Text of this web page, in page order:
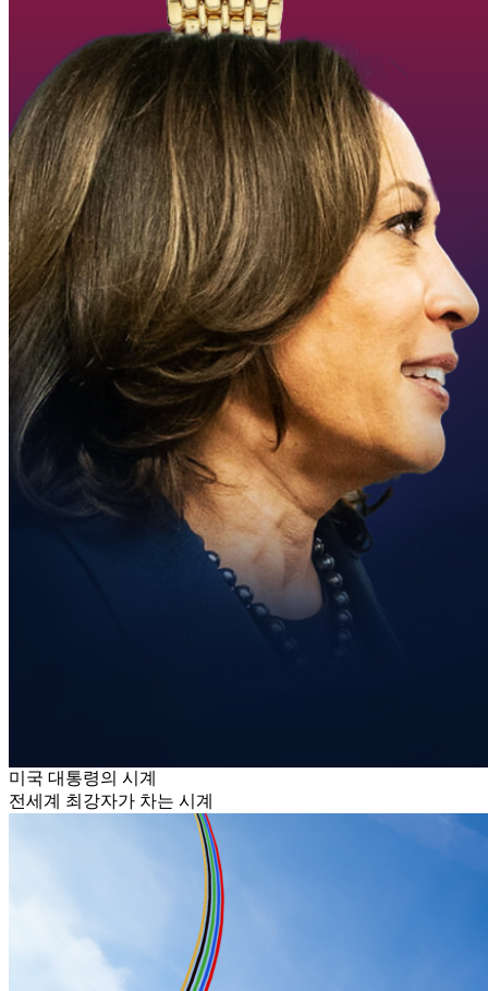
미국 대통령의 시계
전세계 최강자가 차는 시계